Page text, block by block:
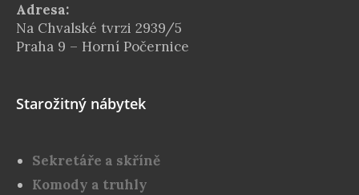
Adresa:
Na Chvalské tvrzi 2939/5
Praha 9 – Horní Počernice
Starožitný nábytek
Sekretáře a skříně
Komody a truhly